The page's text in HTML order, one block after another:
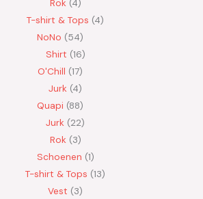
T-shirt & Tops 4
NoNo
54
Shirt 16
O'Chill 17
Jurk 4
Quapi 88
Jurk
22
Rok 3
Schoenen 1
T-shirt & Tops 13
Vest
3